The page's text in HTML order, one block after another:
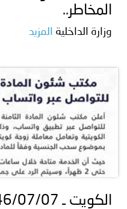
المخاطر..
وزارة الداخلية المزيد